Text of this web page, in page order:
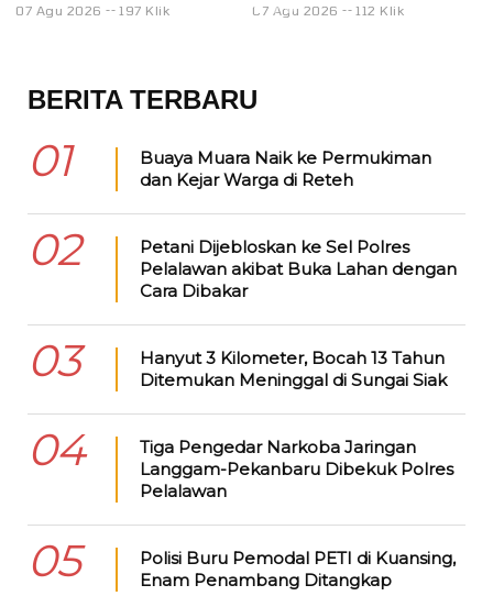
07 Agu 2026 197 Klik 07 Agu 2026 112 Klik
BERITA TERBARU
01
Buaya Muara Naik ke Permukiman
dan Kejar Warga di Reteh
02
Petani Dijebloskan ke Sel Polres
Pelalawan akibat Buka Lahan dengan
Cara Dibakar
03
Hanyut 3 Kilometer, Bocah 13 Tahun
Ditemukan Meninggal di Sungai Siak
04
Tiga Pengedar Narkoba Jaringan
Langgam-Pekanbaru Dibekuk Polres
Pelalawan
05
Polisi Buru Pemodal PETI di Kuansing,
Enam Penambang Ditangkap